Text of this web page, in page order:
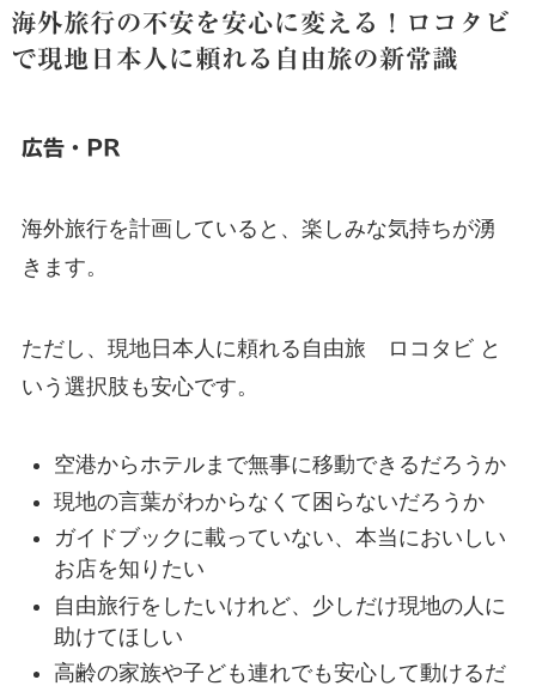
海外旅行の不安を安心に変える！ロコタビ
で現地日本人に頼れる自由旅の新常識
広告・PR
海外旅行を計画していると、楽しみな気持ちが湧
きます。
ただし、現地日本人に頼れる自由旅 ロコタビ と
いう選択肢も安心です。
空港からホテルまで無事に移動できるだろうか
現地の言葉がわからなくて困らないだろうか
ガイドブックに載っていない、本当においしい
お店を知りたい
自由旅行をしたいけれど、少しだけ現地の人に
助けてほしい
高齢の家族や子ども連れでも安心して動けるだ